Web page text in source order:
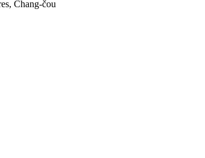
Chang-čou